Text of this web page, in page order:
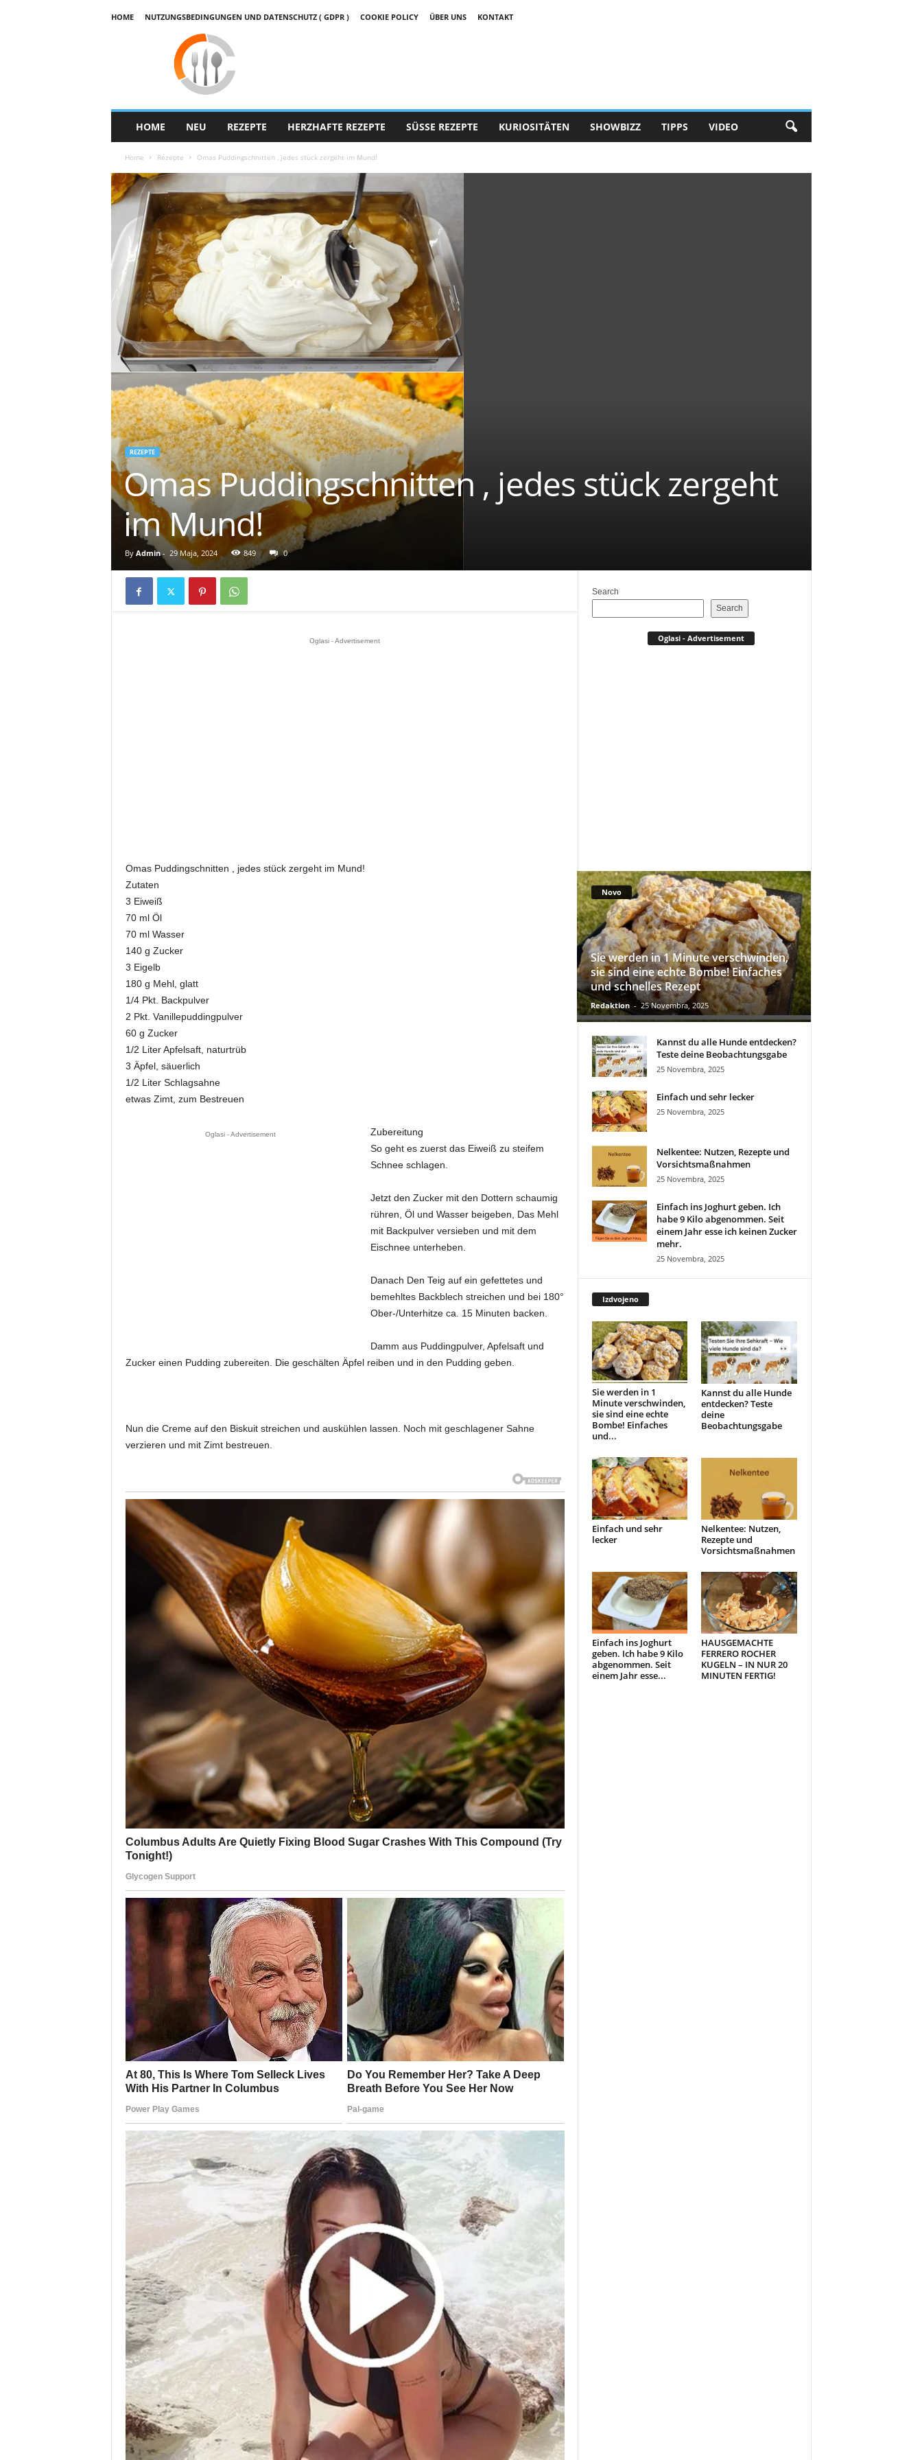
HOME NUTZUNGSBEDINGUNGEN UND DATENSCHUTZ ( GDPR ) COOKIE POLICY ÜBER UNS
KONTAKT
HOME NEU REZEPTE HERZHAFTE REZEPTE SÜSSE REZEPTE KURIOSITÄTEN SHOWBIZZ TIPPS VIDEO
Home Rezepte Omas Puddingschnitten , jedes stück zergeht im Mund!
REZEPTE
Omas Puddingschnitten , jedes stück zergeht
im Mund!
By Admin- 29 Maja, 2024 849 0
Oglasi - Advertisement
Omas Puddingschnitten , jedes stück zergeht im Mund!
Zutaten
3 Eiweiß
70 ml Öl
70 ml Wasser
140 g Zucker
3 Eigelb
180 g Mehl, glatt
1/4 Pkt. Backpulver
2 Pkt. Vanillepuddingpulver
60 g Zucker
1/2 Liter Apfelsaft, naturtrüb
3 Äpfel, säuerlich
1/2 Liter Schlagsahne
etwas Zimt, zum Bestreuen
Oglasi - Advertisement
Zubereitung
So geht es zuerst das Eiweiß zu steifem
Schnee schlagen.
Jetzt den Zucker mit den Dottern schaumig
rühren, Öl und Wasser beigeben, Das Mehl
mit Backpulver versieben und mit dem
Eischnee unterheben.
Danach Den Teig auf ein gefettetes und
bemehltes Backblech streichen und bei 180°
Ober-/Unterhitze ca. 15 Minuten backen.
Damm aus Puddingpulver, Apfelsaft und
Zucker einen Pudding zubereiten. Die geschälten Äpfel reiben und in den Pudding geben.
Nun die Creme auf den Biskuit streichen und auskühlen lassen. Noch mit geschlagener Sahne
verzieren und mit Zimt bestreuen.
Search
Search
Oglasi - Advertisement
Novo
Sie werden in 1 Minute verschwinden,
sie sind eine echte Bombe! Einfaches
und schnelles Rezept
Redaktion - 25 Novembra, 2025
Kannst du alle Hunde entdecken?
Teste deine Beobachtungsgabe
25 Novembra, 2025
Einfach und sehr lecker
25 Novembra, 2025
Nelkentee: Nutzen, Rezepte und
Vorsichtsmaßnahmen
25 Novembra, 2025
Einfach ins Joghurt geben. Ich
habe 9 Kilo abgenommen. Seit
einem Jahr esse ich keinen Zucker
mehr.
25 Novembra, 2025
Izdvojeno
Sie werden in 1
Minute verschwinden,
sie sind eine echte
Bombe! Einfaches
und...
Kannst du alle Hunde
entdecken? Teste
deine
Beobachtungsgabe
Einfach und sehr
lecker
Nelkentee: Nutzen,
Rezepte und
Vorsichtsmaßnahmen
Einfach ins Joghurt
geben. Ich habe 9 Kilo
abgenommen. Seit
einem Jahr esse...
HAUSGEMACHTE
FERRERO ROCHER
KUGELN – IN NUR 20
MINUTEN FERTIG!